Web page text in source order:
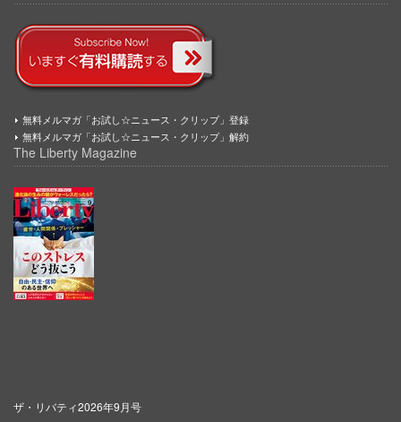
無料メルマガ「お試し☆ニュース・クリップ」登録
無料メルマガ「お試し☆ニュース・クリップ」解約
The Liberty Magazine
ザ・リバティ2026年9月号